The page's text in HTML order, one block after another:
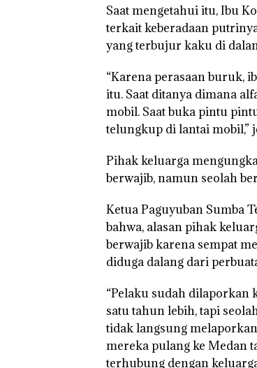
Saat mengetahui itu, Ibu
terkait keberadaan
yang terbujur kaku di
“Karena perasaan buruk,
itu. Saat ditanya dimana
mobil. Saat buka pintu
telungkup di lantai mobil,”
Pihak keluarga
berwajib, namun seolah
Ketua Paguyuban Sumba
bahwa, alasan pihak
berwajib karena sempat
diduga dalang dari
“Pelaku sudah dilaporkan
satu tahun lebih, tapi
tidak langsung
mereka pulang ke Medan
terhubung dengan